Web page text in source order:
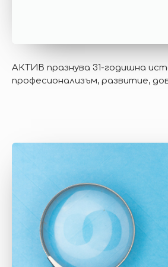
АКТИВ празнува 31-годишна
професионализъм, развитие,